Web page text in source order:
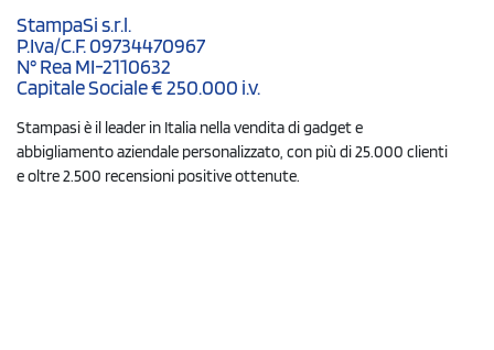
StampaSi s.r.l.
P.Iva/C.F. 09734470967
N° Rea MI-2110632
Capitale Sociale € 250.000 i.v.
Stampasi è il leader in Italia nella vendita di gadget e
abbigliamento aziendale personalizzato, con più di 25.000 clienti
e oltre 2.500 recensioni positive ottenute.